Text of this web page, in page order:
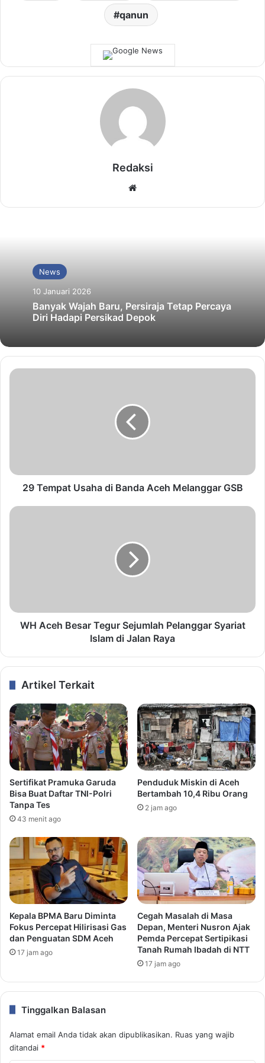
qanun
Redaksi
News
10 Januari 2026
Banyak Wajah Baru, Persiraja Tetap Percaya
Diri Hadapi Persikad Depok
29 Tempat Usaha di Banda Aceh Melanggar GSB
WH Aceh Besar Tegur Sejumlah Pelanggar Syariat
Islam di Jalan Raya
Artikel Terkait
Sertifikat Pramuka Garuda
Bisa Buat Daftar TNI-Polri
Tanpa Tes
43 menit ago
Penduduk Miskin di Aceh
Bertambah 10,4 Ribu Orang
2 jam ago
Kepala BPMA Baru Diminta
Fokus Percepat Hilirisasi Gas
dan Penguatan SDM Aceh
17 jam ago
Cegah Masalah di Masa
Depan, Menteri Nusron Ajak
Pemda Percepat Sertipikasi
Tanah Rumah Ibadah di NTT
17 jam ago
Tinggalkan Balasan
Alamat email Anda tidak akan dipublikasikan. Ruas yang wajib
ditandai *